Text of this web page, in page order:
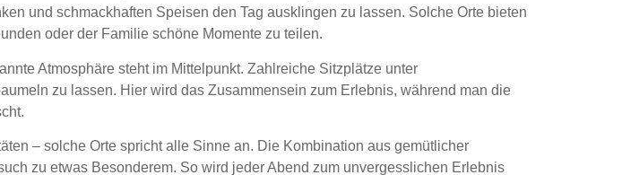
und schmackhaften Speisen den Tag ausklingen zu lassen. Solche Orte bieten
oder der Familie schöne Momente zu teilen.
Atmosphäre steht im Mittelpunkt. Zahlreiche Sitzplätze unter
zu lassen. Hier wird das Zusammensein zum Erlebnis, während man die
– solche Orte spricht alle Sinne an. Die Kombination aus gemütlicher
zu etwas Besonderem. So wird jeder Abend zum unvergesslichen Erlebnis